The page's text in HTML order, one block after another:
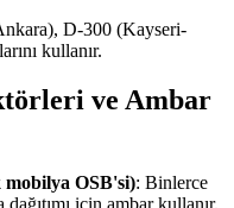
D-300 (Kayseri-
kullanır.
ve Ambar
OSB'si): Binlerce